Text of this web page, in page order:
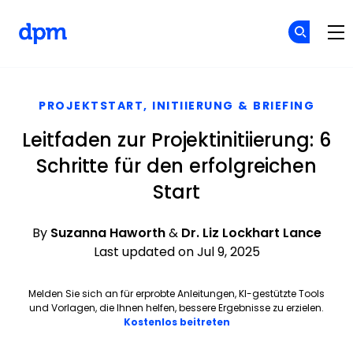
PROJEKTSTART, INITIIERUNG & BRIEFING
Leitfaden zur Projektinitiierung: 6
Schritte für den erfolgreichen
Start
By Suzanna Haworth& Dr. Liz Lockhart Lance
Last updated on Jul 9, 2025
Melden Sie sich an für erprobte Anleitungen, KI-gestützte Tools
und Vorlagen, die Ihnen helfen, bessere Ergebnisse zu erzielen.
Kostenlos beitretenOpens new window